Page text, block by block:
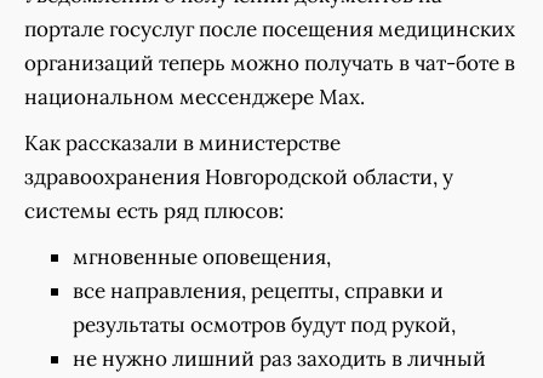
портале госуслуг после посещения медицинских
организаций теперь можно получать в чат-боте в
национальном мессенджере Мах.
Как рассказали в министерстве
здравоохранения Новгородской области, у
системы есть ряд плюсов:
мгновенные оповещения,
все направления, рецепты, справки и
результаты осмотров будут под рукой,
не нужно лишний раз заходить в личный